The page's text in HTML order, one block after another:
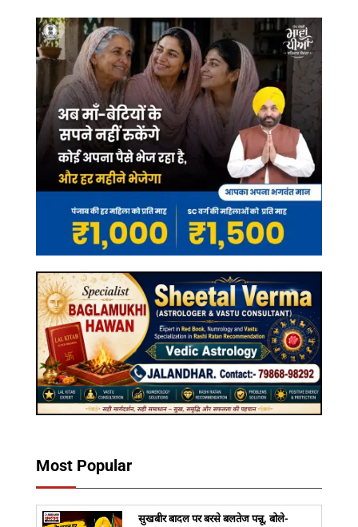
Most Popular
सुखबीर बादल पर बरसे बलतेज पन्नू, बोले-